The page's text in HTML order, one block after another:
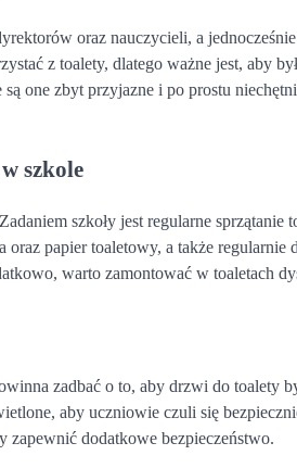
oraz nauczycieli, a
z toalety, dlatego ważne jest, aby
one zbyt przyjazne i po prostu
szkole
szkoły jest regularne sprzątanie
papier toaletowy, a także regularnie
warto zamontować w toaletach
zadbać o to, aby drzwi do toalety
aby uczniowie czuli się
zapewnić dodatkowe bezpieczeństwo.